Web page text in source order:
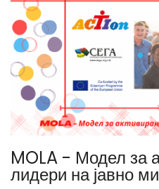
MOLA - Модел за
лидери на јавно